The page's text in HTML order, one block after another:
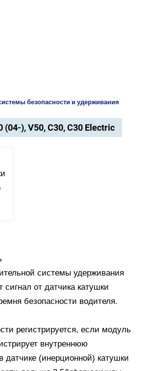
безопасности и удерживания
(04-), V50, C30, C30 Electric
системы удерживания
сигнал от датчика катушки
безопасности водителя.
регистрируется, если модуль
внутреннюю
датчике (инерционной) катушки